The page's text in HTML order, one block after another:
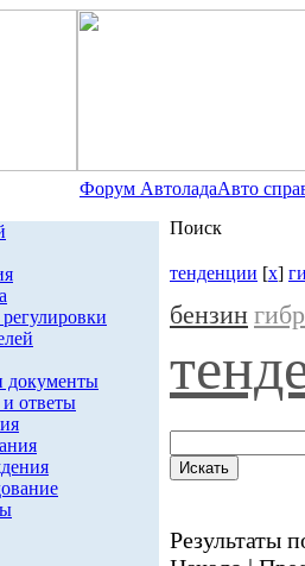
Форум АвтоладаАвто
документы
ответы
Поиск
тенденции [x]
бензин
Результаты